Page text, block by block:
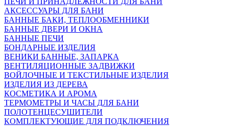
АКСЕССУАРЫ ДЛЯ БАНИ
БАННЫЕ БАКИ, ТЕПЛООБМЕННИКИ
БАННЫЕ ДВЕРИ И ОКНА
БАННЫЕ ПЕЧИ
БОНДАРНЫЕ ИЗДЕЛИЯ
ВЕНИКИ БАННЫЕ, ЗАПАРКА
ВЕНТИЛЯЦИОННЫЕ ЗАДВИЖКИ
ВОЙЛОЧНЫЕ И ТЕКСТИЛЬНЫЕ ИЗДЕЛИЯ
ИЗДЕЛИЯ ИЗ ДЕРЕВА
КОСМЕТИКА И АРОМА
ТЕРМОМЕТРЫ И ЧАСЫ ДЛЯ БАНИ
ПОЛОТЕНЦЕСУШИТЕЛИ
КОМПЛЕКТУЮЩИЕ ДЛЯ ПОДКЛЮЧЕНИЯ